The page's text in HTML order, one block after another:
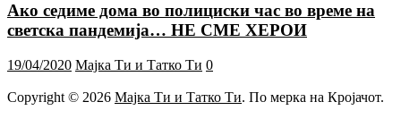
Ако седиме дома во полициски час во време на
светска пандемија… НЕ СМЕ ХЕРОИ
19/04/2020 Мајка Ти и Татко Ти 0
Copyright © 2026 Мајка Ти и Татко Ти. По мерка на Кројачот.